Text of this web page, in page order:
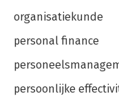
organisatiekunde
personal finance
persoonlijke